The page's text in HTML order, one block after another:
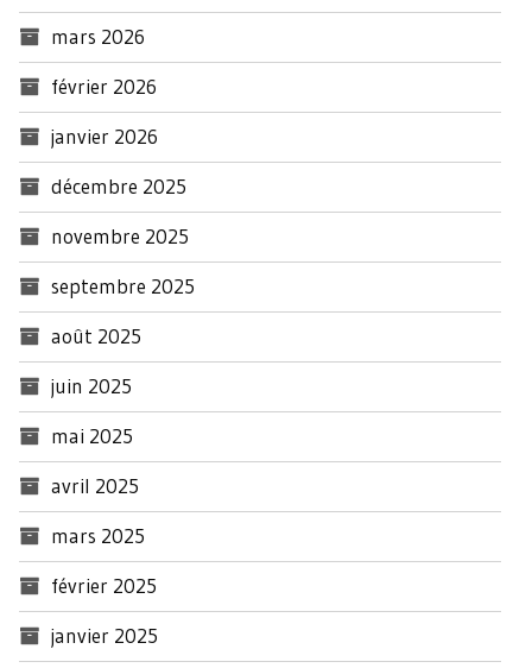
mars 2026
février 2026
janvier 2026
décembre 2025
novembre 2025
septembre 2025
août 2025
juin 2025
mai 2025
avril 2025
mars 2025
février 2025
janvier 2025